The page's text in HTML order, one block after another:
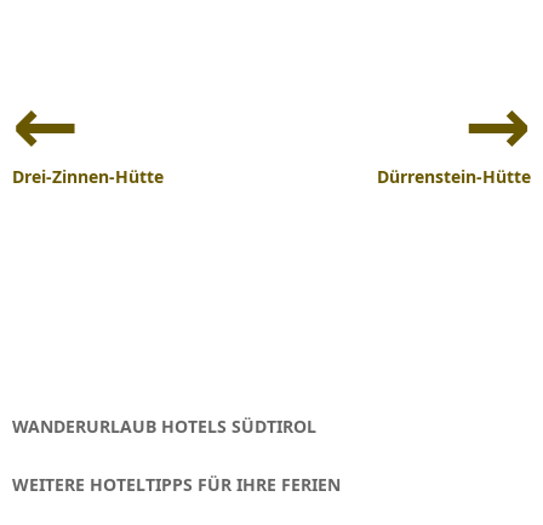
Navigation
Drei-Zinnen-Hütte Dürrenstein-Hütte
WANDERURLAUB HOTELS SÜDTIROL
WEITERE HOTELTIPPS FÜR IHRE FERIEN